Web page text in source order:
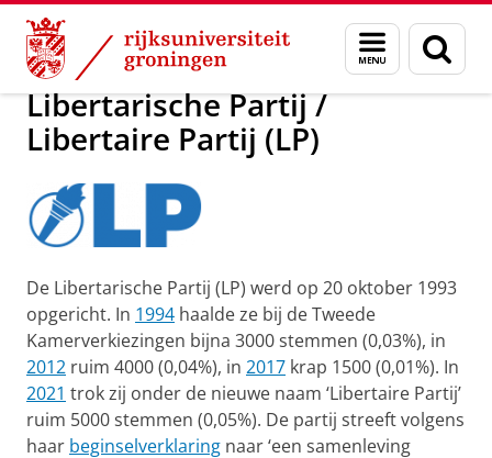
Skip
Content
Skip
Navigation
Menu
en
zoeken
Onderzoek Libertarische Partij (LP)
Libertarische Partij /
Libertaire Partij (LP)
De Libertarische Partij (LP) werd op 20 oktober 1993
opgericht. In 1994 haalde ze bij de Tweede
Kamerverkiezingen bijna 3000 stemmen (0,03%), in
2012 ruim 4000 (0,04%), in 2017 krap 1500 (0,01%). In
2021 trok zij onder de nieuwe naam ‘Libertaire Partij’
ruim 5000 stemmen (0,05%). De partij streeft volgens
haar beginselverklaring naar ‘een samenleving